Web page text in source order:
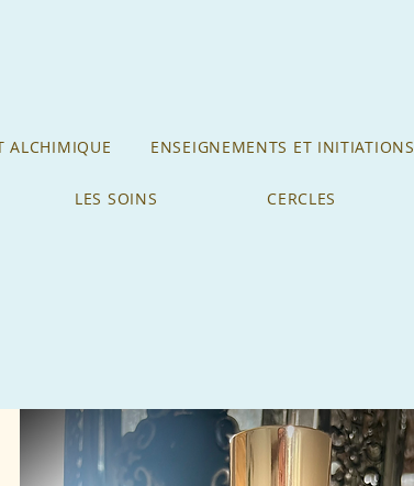
ALCHIMIQUE ENSEIGNEMENTS ET INITIATIONS
LES SOINS CERCLES